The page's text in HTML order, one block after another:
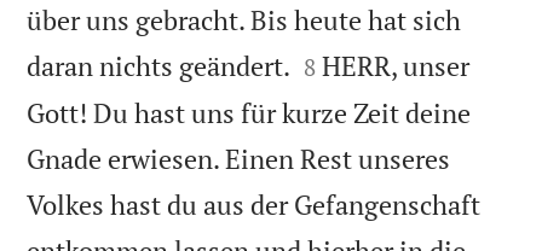
über uns gebracht. Bis heute hat sich
daran nichts geändert. 

8 HERR, unser
Gott! Du hast uns für kurze Zeit deine
Gnade erwiesen. Einen Rest unseres
Volkes hast du aus der Gefangenschaft